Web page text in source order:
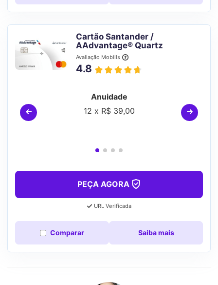
Cartão Santander /
AAdvantage® Quartz
Avaliação Mobills
4.8
Anuidade
12 x R$ 39,00
PEÇA AGORA
URL Verificada
Comparar Saiba mais